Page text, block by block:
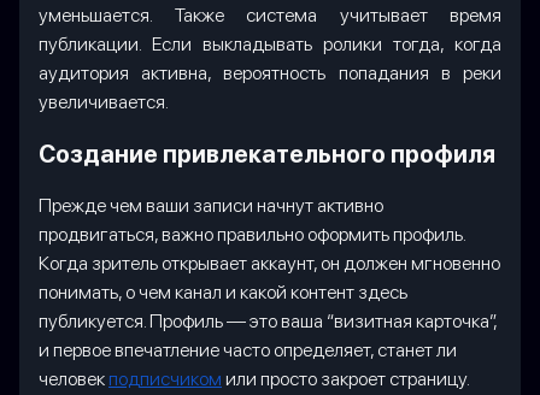
уменьшается. Также система учитывает время
публикации. Если выкладывать ролики тогда, когда
аудитория активна, вероятность попадания в реки
увеличивается.
Создание привлекательного профиля
Прежде чем ваши записи начнут активно
продвигаться, важно правильно оформить профиль.
Когда зритель открывает аккаунт, он должен мгновенно
понимать, о чем канал и какой контент здесь
публикуется. Профиль — это ваша “визитная карточка”,
и первое впечатление часто определяет, станет ли
человек подписчиком или просто закроет страницу.